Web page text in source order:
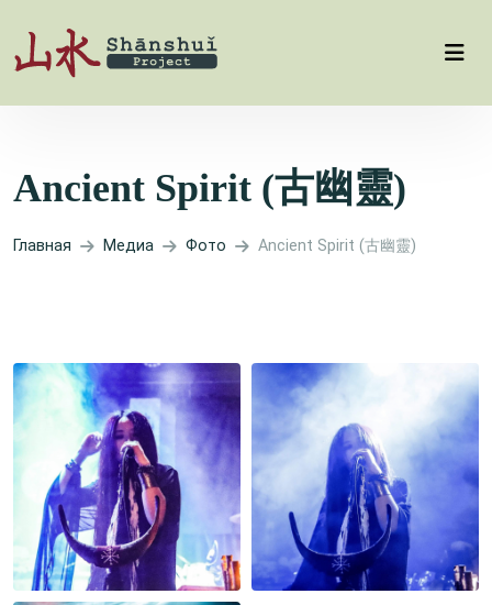
Ancient Spirit (古幽靈)
Главная Медиа Фото Ancient Spirit (古幽靈)